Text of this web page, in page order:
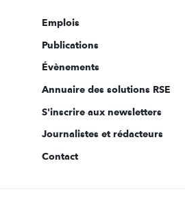
Emplois
Publications
Évènements
Annuaire des solutions RSE
S'inscrire aux newsletters
Journalistes et rédacteurs
Contact